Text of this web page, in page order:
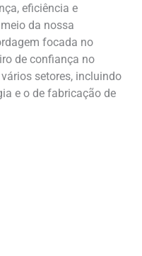
eficiência e
da nossa
focada no
de confiança no
setores, incluindo
e o de fabricação de